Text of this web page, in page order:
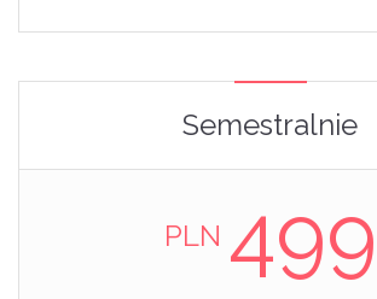
Semestralnie
PLN 499